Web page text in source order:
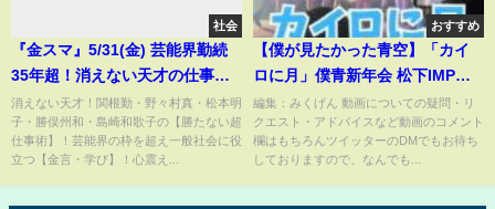
社会
『金スマ』5/31(金) 芸能界勤続
35年超！消えない天才の仕事術!!
【TBS】
消えない天才！関根勤・野々村真・松本明
子・勝俣州和・島崎和歌子の【勝たない超
仕事術】！芸能界の枠を超え一般社会に役
立つ【金言・学び】！心震え...
おすすめ
【僕が見たかった青空】「カイ
ロに月」僕青新年会 松下IMPホ
ール #僕が見たかった青空 #乃木
坂46 #櫻坂46 #日向坂46 #あれ
はフェアリー
編集：みくげん 動画についての疑問・リ
クエスト・アドバイスなど動画のコメント
欄はもちろんツイッターのDMでもお待ち
しておりますので、なんでも...